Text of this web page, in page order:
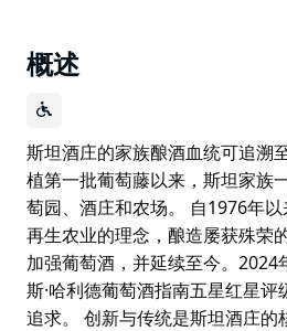
概述
斯坦酒庄的家族酿酒血统可追溯
植第一批葡萄藤以来，斯坦家族
萄园、酒庄和农场。 自1976年
再生农业的理念，酿造屡获殊荣
加强葡萄酒，并延续至今。2024
斯·哈利德葡萄酒指南五星红星
追求。 创新与传统是斯坦酒庄的